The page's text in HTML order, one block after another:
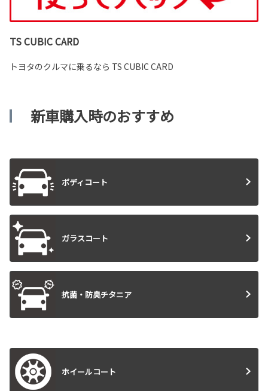
TS CUBIC CARD
トヨタのクルマに乗るなら TS CUBIC CARD
新車購入時のおすすめ
ボディコート
ガラスコート
抗菌・防臭チタニア
ホイールコート